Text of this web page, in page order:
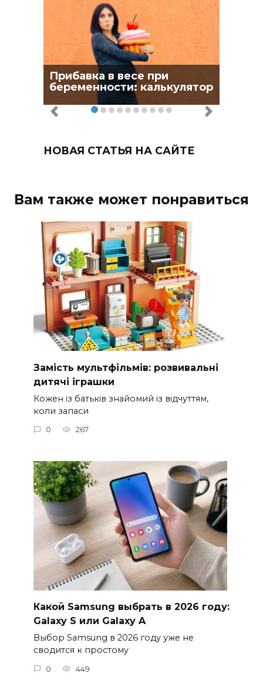
Прибавка в весе при
беременности: калькулятор
НОВАЯ СТАТЬЯ НА САЙТЕ
Вам также может понравиться
Замість мультфільмів: розвивальні
дитячі іграшки
Кожен із батьків знайомий із відчуттям,
коли запаси
0 267
Какой Samsung выбрать в 2026 году:
Galaxy S или Galaxy A
Выбор Samsung в 2026 году уже не
сводится к простому
0 449